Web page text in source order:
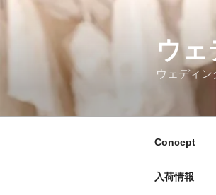
ウ
ウェディ
Concept
入荷情報